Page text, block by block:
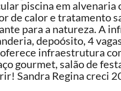
piscina em
de calor e tratamento
para a natureza. A
depoósito, 4
infraestrutura
gourmet, salão de
Sandra Regina creci